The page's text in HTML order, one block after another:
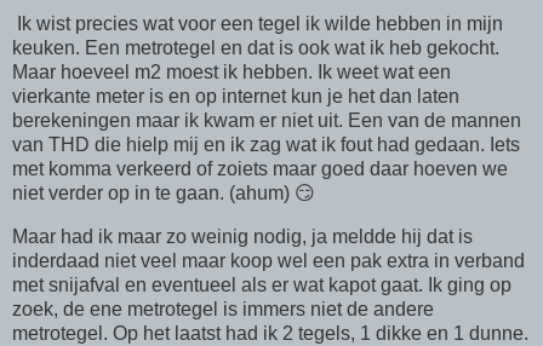
Ik wist precies wat voor een tegel ik wilde hebben in mijn
keuken. Een metrotegel en dat is ook wat ik heb gekocht.
Maar hoeveel m2 moest ik hebben. Ik weet wat een
vierkante meter is en op internet kun je het dan laten
berekeningen maar ik kwam er niet uit. Een van de mannen
van THD die hielp mij en ik zag wat ik fout had gedaan. Iets
met komma verkeerd of zoiets maar goed daar hoeven we
niet verder op in te gaan. (ahum) 😏
Maar had ik maar zo weinig nodig, ja meldde hij dat is
inderdaad niet veel maar koop wel een pak extra in verband
met snijafval en eventueel als er wat kapot gaat. Ik ging op
zoek, de ene metrotegel is immers niet de andere
metrotegel. Op het laatst had ik 2 tegels, 1 dikke en 1 dunne.